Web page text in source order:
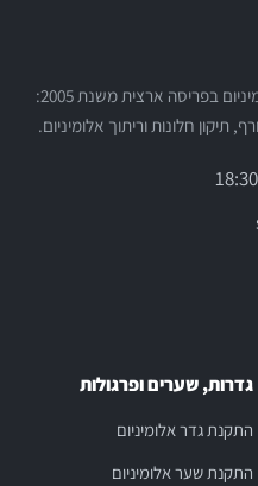
נוגה אלומיניום - מומחים בכל עבודות האלומיניום בפריסה ארצית משנת 2005:
תיקון חלונות וריתוך אלומיניום.
גדרות, שערים ופרגולות
התקנת גדר אלומיניום
התקנת שער אלומיניום